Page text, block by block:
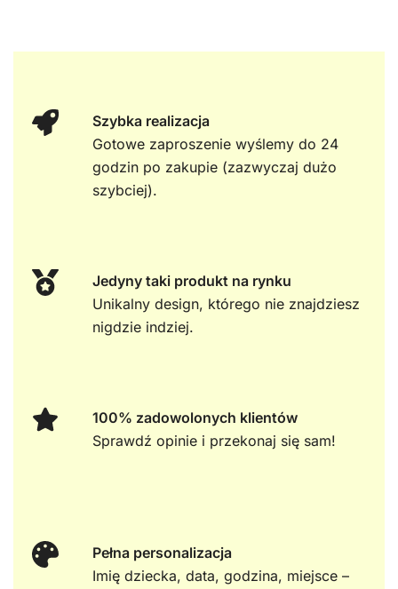
Szybka realizacja
Gotowe zaproszenie wyślemy do 24
godzin po zakupie (zazwyczaj dużo
szybciej).
Jedyny taki produkt na rynku
Unikalny design, którego nie znajdziesz
nigdzie indziej.
100% zadowolonych klientów
Sprawdź opinie i przekonaj się sam!
Pełna personalizacja
Imię dziecka, data, godzina, miejsce –